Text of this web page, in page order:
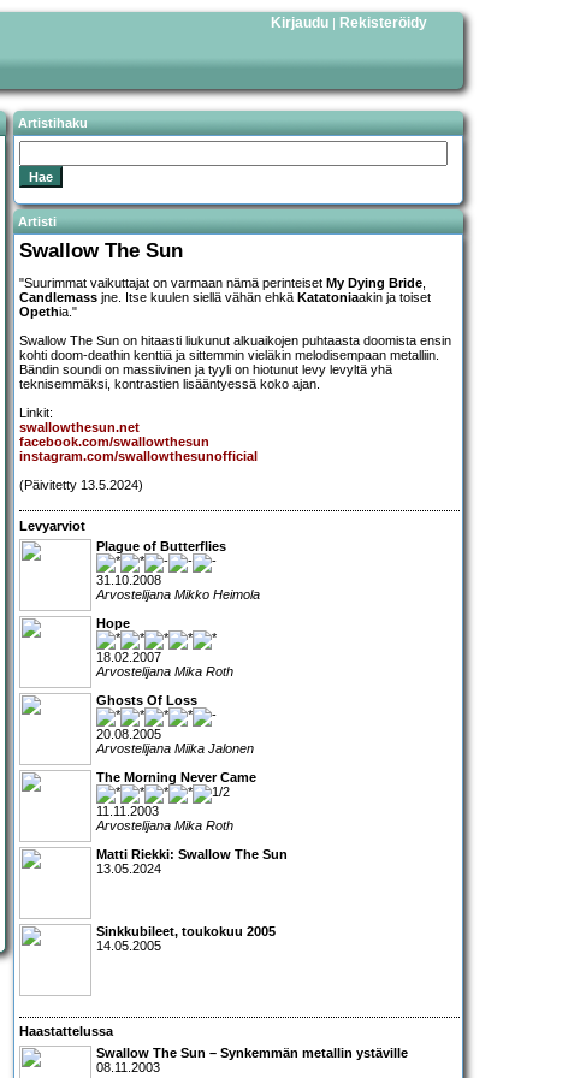
Kirjaudu | Rekisteröidy
Artistihaku
Artisti
Swallow The Sun
"Suurimmat vaikuttajat on varmaan nämä perinteiset My Dying Bride,
Candlemass jne. Itse kuulen siellä vähän ehkä Katatoniaakin ja toiset
Opethia."
Swallow The Sun on hitaasti liukunut alkuaikojen puhtaasta doomista ensin
kohti doom-deathin kenttiä ja sittemmin vieläkin melodisempaan metalliin.
Bändin soundi on massiivinen ja tyyli on hiotunut levy levyltä yhä
teknisemmäksi, kontrastien lisääntyessä koko ajan.
Linkit:
swallowthesun.net
facebook.com/swallowthesun
instagram.com/swallowthesunofficial
(Päivitetty 13.5.2024)
Levyarviot
Plague of Butterflies
31.10.2008
Arvostelijana Mikko Heimola
Hope
18.02.2007
Arvostelijana Mika Roth
Ghosts Of Loss
20.08.2005
Arvostelijana Miika Jalonen
The Morning Never Came
11.11.2003
Arvostelijana Mika Roth
Matti Riekki: Swallow The Sun
13.05.2024
Sinkkubileet, toukokuu 2005
14.05.2005
Haastattelussa
Swallow The Sun – Synkemmän metallin ystäville
08.11.2003